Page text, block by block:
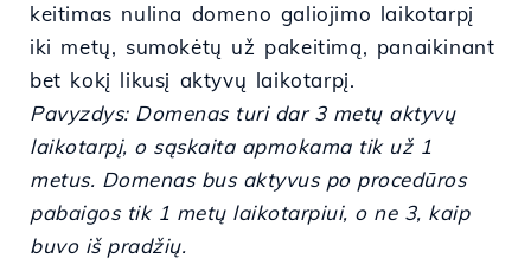
keitimas nulina domeno galiojimo laikotarpį
iki metų, sumokėtų už pakeitimą, panaikinant
bet kokį likusį aktyvų laikotarpį.
Pavyzdys: Domenas turi dar 3 metų aktyvų
laikotarpį, o sąskaita apmokama tik už 1
metus. Domenas bus aktyvus po procedūros
pabaigos tik 1 metų laikotarpiui, o ne 3, kaip
buvo iš pradžių.